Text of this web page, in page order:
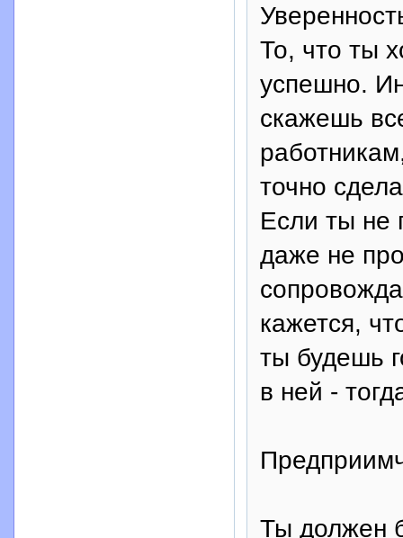
То, что ты
успешно.
скажешь
точно
Если ты не
даже не
кажется,
ты будешь
в ней -
Ты должен